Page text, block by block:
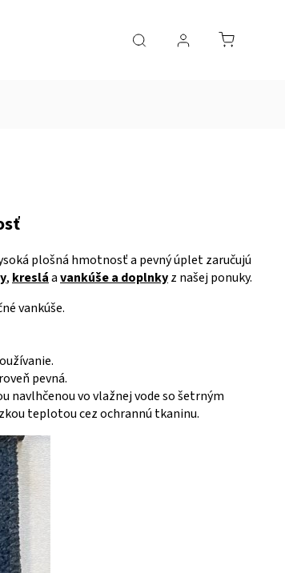
Realizacie Hodnotenia
plošná hmotnosť a pevný úplet zaručujú
, kresláavankúše a doplnkyz našej ponuky.
vankúše.
pevná.
navlhčenou vo vlažnej vode so šetrným
teplotou cez ochrannú tkaninu.